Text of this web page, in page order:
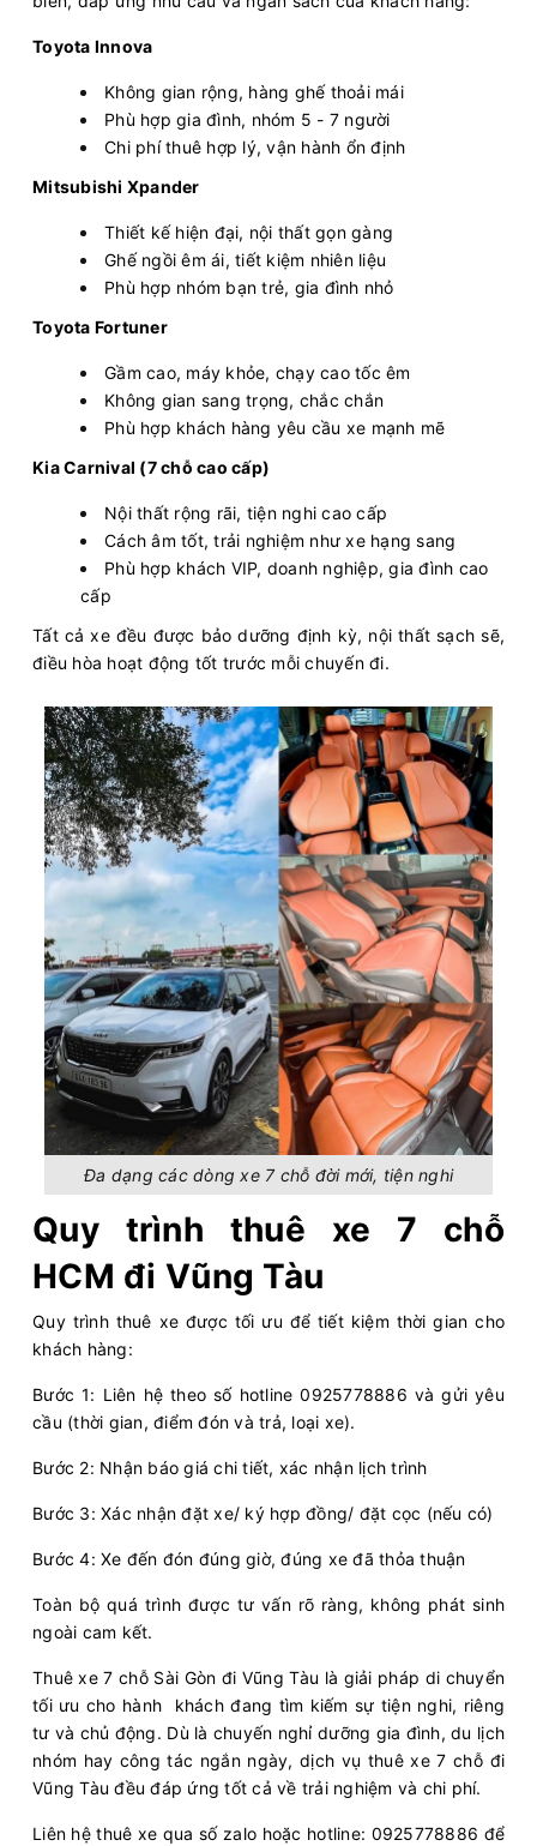
Toyota Innova
Không gian rộng, hàng ghế thoải mái
Phù hợp gia đình, nhóm 5 - 7 người
Chi phí thuê hợp lý, vận hành ổn định
Mitsubishi Xpander
Thiết kế hiện đại, nội thất gọn gàng
Ghế ngồi êm ái, tiết kiệm nhiên liệu
Phù hợp nhóm bạn trẻ, gia đình nhỏ
Toyota Fortuner
Gầm cao, máy khỏe, chạy cao tốc êm
Không gian sang trọng, chắc chắn
Phù hợp khách hàng yêu cầu xe mạnh mẽ
Kia Carnival (7 chỗ cao cấp)
Nội thất rộng rãi, tiện nghi cao cấp
Cách âm tốt, trải nghiệm như xe hạng sang
Phù hợp khách VIP, doanh nghiệp, gia đình cao
cấp
Tất cả xe đều được bảo dưỡng định kỳ, nội thất sạch sẽ,
điều hòa hoạt động tốt trước mỗi chuyến đi.
Đa dạng các dòng xe 7 chỗ đời mới, tiện nghi
Quy trình thuê xe 7 chỗ
HCM đi Vũng Tàu
Quy trình thuê xe được tối ưu để tiết kiệm thời gian cho
khách hàng:
Bước 1: Liên hệ theo số hotline 0925778886 và gửi yêu
cầu (thời gian, điểm đón và trả, loại xe).
Bước 2: Nhận báo giá chi tiết, xác nhận lịch trình
Bước 3: Xác nhận đặt xe/ ký hợp đồng/ đặt cọc (nếu có)
Bước 4: Xe đến đón đúng giờ, đúng xe đã thỏa thuận
Toàn bộ quá trình được tư vấn rõ ràng, không phát sinh
ngoài cam kết.
Thuê xe 7 chỗ Sài Gòn đi Vũng Tàu là giải pháp di chuyển
tối ưu cho hành khách đang tìm kiếm sự tiện nghi, riêng
tư và chủ động. Dù là chuyến nghỉ dưỡng gia đình, du lịch
nhóm hay công tác ngắn ngày, dịch vụ thuê xe 7 chỗ đi
Vũng Tàu đều đáp ứng tốt cả về trải nghiệm và chi phí.
Liên hệ thuê xe qua số zalo hoặc hotline: 0925778886 để